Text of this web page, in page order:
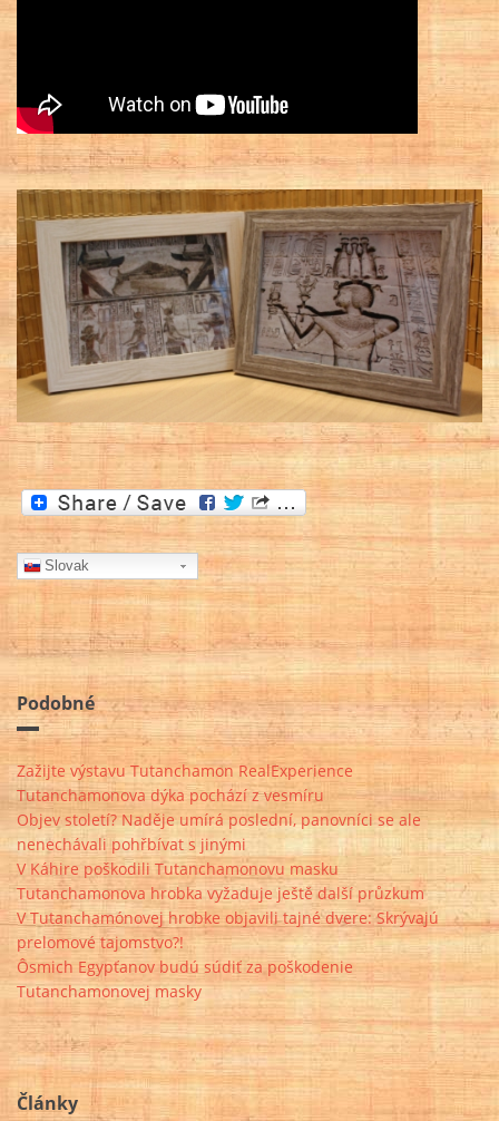
Slovak
Podobné
Zažijte výstavu Tutanchamon RealExperience
Tutanchamonova dýka pochází z vesmíru
Objev století? Naděje umírá poslední, panovníci se ale
nenechávali pohřbívat s jinými
V Káhire poškodili Tutanchamonovu masku
Tutanchamonova hrobka vyžaduje ještě další průzkum
V Tutanchamónovej hrobke objavili tajné dvere: Skrývajú
prelomové tajomstvo?!
Ôsmich Egypťanov budú súdiť za poškodenie
Tutanchamonovej masky
Články